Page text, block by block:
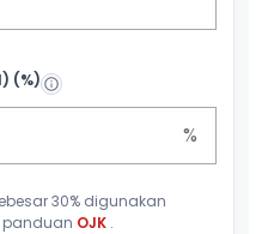
(%)
%
30% digunakan
OJK .